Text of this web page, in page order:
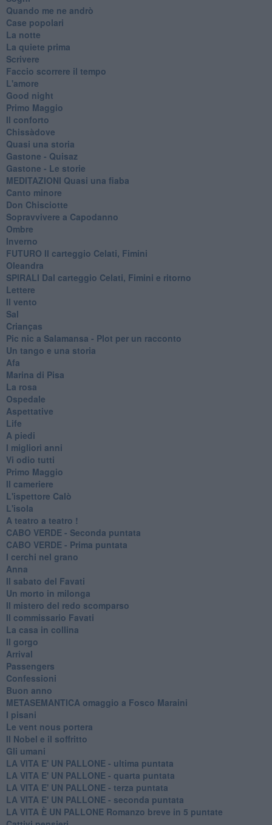
Quando me ne andrò
Case popolari
La notte
La quiete prima
Scrivere
Faccio scorrere il tempo
L'amore
Good night
Primo Maggio
Il conforto
Chissàdove
Quasi una storia
Gastone - Quisaz
Gastone - Le storie
MEDITAZIONI Quasi una fiaba
Canto minore
Don Chisciotte
Sopravvivere a Capodanno
Ombre
Inverno
FUTURO Il carteggio Celati, Fimini
Oleandra
SPIRALI Dal carteggio Celati, Fimini e ritorno
Lettere
Il vento
Sal
Crianças
Pic nic a Salamansa - Plot per un racconto
Un tango e una storia
Afa
Marina di Pisa
La rosa
Ospedale
Aspettative
Life
A piedi
I migliori anni
Vi odio tutti
Primo Maggio
Il cameriere
L'ispettore Calò
L'isola
A teatro a teatro !
CABO VERDE - Seconda puntata
CABO VERDE - Prima puntata
I cerchi nel grano
Anna
Il sabato del Favati
Un morto in milonga
Il mistero del redo scomparso
Il commissario Favati
La casa in collina
Il gorgo
Arrival
Passengers
Confessioni
Buon anno
METASEMANTICA omaggio a Fosco Maraini
I pisani
Le vent nous portera
Il Nobel e il soffritto
Gli umani
LA VITA E' UN PALLONE - ultima puntata
LA VITA E' UN PALLONE - quarta puntata
LA VITA E' UN PALLONE - terza puntata
LA VITA E' UN PALLONE - seconda puntata
LA VITA È UN PALLONE Romanzo breve in 5 puntate